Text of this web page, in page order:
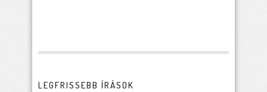
LEGFRISSEBB ÍRÁSOK